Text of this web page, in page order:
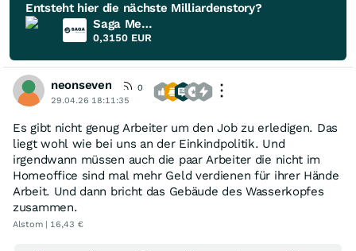
Entsteht hier die nächste Milliardenstory?
Saga Metals
0,3150 EUR
neonseven
0
29.04.26 18:11:35
Es gibt nicht genug Arbeiter um den Job zu erledigen. Das
liegt wohl wie bei uns an der Einkindpolitik. Und
irgendwann müssen auch die paar Arbeiter die nicht im
Homeoffice sind mal mehr Geld verdienen für ihrer Hände
Arbeit. Und dann bricht das Gebäude des Wasserkopfes
zusammen.
Alstom | 16,43 €